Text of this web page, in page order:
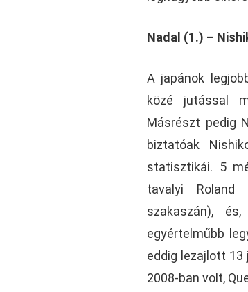
Nadal (1.) –
A japánok
közé jutással
Másrészt pedig
biztatóak
statisztikái. 5
tavalyi Roland
szakaszán),
egyértelműbb
eddig lezajlott
2008-ban volt,